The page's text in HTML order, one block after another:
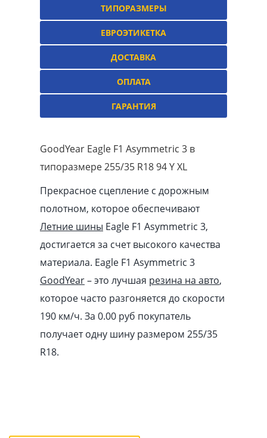
ТИПОРАЗМЕРЫ
ЕВРОЭТИКЕТКА
ДОСТАВКА
ОПЛАТА
ГАРАНТИЯ
GoodYear Eagle F1 Asymmetric 3 в
типоразмере 255/35 R18 94 Y XL
Прекрасное сцепление с дорожным
полотном, которое обеспечивают
Летние шины Eagle F1 Asymmetric 3,
достигается за счет высокого качества
материала. Eagle F1 Asymmetric 3
GoodYear– это лучшая резина на авто,
которое часто разгоняется до скорости
190 км/ч. За 0.00 pуб покупатель
получает одну шину размером 255/35
R18.